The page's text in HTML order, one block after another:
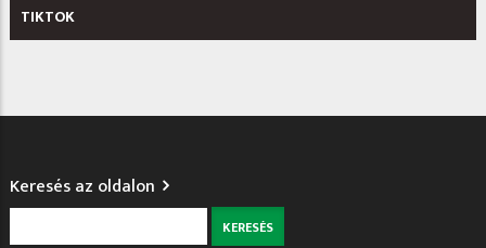
TIKTOK
Keresés az oldalon